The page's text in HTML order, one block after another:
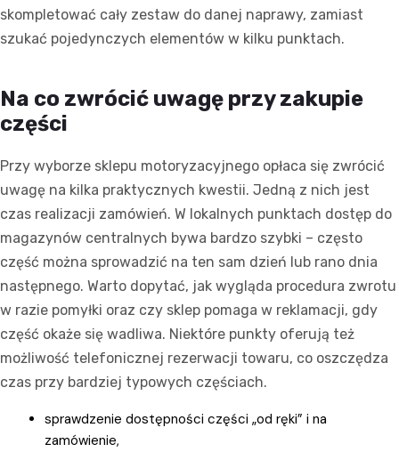
skompletować cały zestaw do danej naprawy, zamiast
szukać pojedynczych elementów w kilku punktach.
Na co zwrócić uwagę przy zakupie
części
Przy wyborze sklepu motoryzacyjnego opłaca się zwrócić
uwagę na kilka praktycznych kwestii. Jedną z nich jest
czas realizacji zamówień. W lokalnych punktach dostęp do
magazynów centralnych bywa bardzo szybki – często
część można sprowadzić na ten sam dzień lub rano dnia
następnego. Warto dopytać, jak wygląda procedura zwrotu
w razie pomyłki oraz czy sklep pomaga w reklamacji, gdy
część okaże się wadliwa. Niektóre punkty oferują też
możliwość telefonicznej rezerwacji towaru, co oszczędza
czas przy bardziej typowych częściach.
sprawdzenie dostępności części „od ręki” i na
zamówienie,